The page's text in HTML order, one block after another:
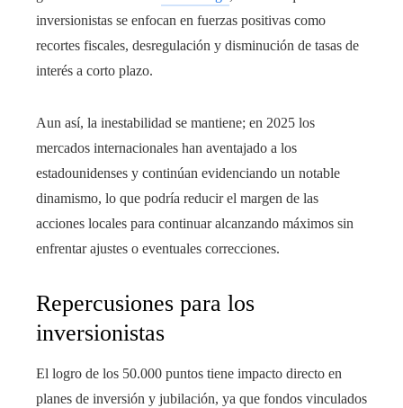
inversionistas se enfocan en fuerzas positivas como
recortes fiscales, desregulación y disminución de tasas de
interés a corto plazo.
Aun así, la inestabilidad se mantiene; en 2025 los
mercados internacionales han aventajado a los
estadounidenses y continúan evidenciando un notable
dinamismo, lo que podría reducir el margen de las
acciones locales para continuar alcanzando máximos sin
enfrentar ajustes o eventuales correcciones.
Repercusiones para los
inversionistas
El logro de los 50.000 puntos tiene impacto directo en
planes de inversión y jubilación, ya que fondos vinculados